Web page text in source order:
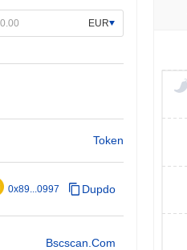
EUR
Token
0x89...0997 Dupdo
Bscscan.com